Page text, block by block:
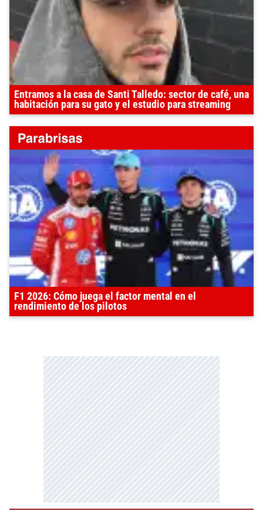
Entramos a la casa de Santi Talledo: sector de café, una
habitación para su gato y el estudio para streaming
F1 2026: Cómo juega el factor mental en el
rendimiento de los pilotos